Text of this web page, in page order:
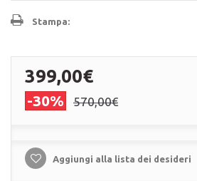
Stampa:
399,00€
-30% 570,00€
Aggiungi alla lista dei desideri